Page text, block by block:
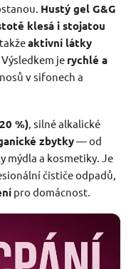
Hustý gel G&G
klesá i stojatou
aktivní látky
. Výsledkem je rychlé a
v sifonech a
%) , silné alkalické
zbytky— od
mýdla a kosmetiky. Je
čističe odpadů,
pro domácnost.